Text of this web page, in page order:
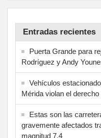
Entradas recientes
Puerta Grande para
Rodríguez y Andy
Vehículos
Mérida violan el
Estas son las
gravemente afectados
magnitud 7,4